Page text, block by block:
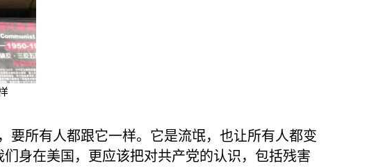
要所有人都跟它一样。它是流氓，也让所有人都变
身在美国，更应该把对共产党的认识，包括残害